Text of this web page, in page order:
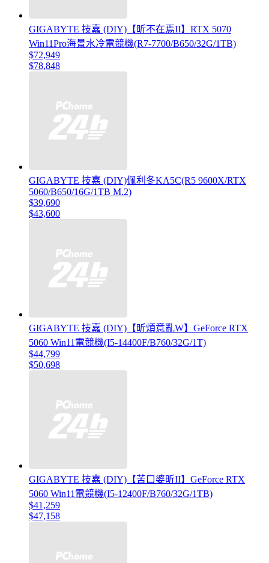
GIGABYTE 技嘉 (DIY)【昕不在焉II】RTX 5070
Win11Pro海景水冷電競機(R7-7700/B650/32G/1TB)
$72,949
$78,848
GIGABYTE 技嘉 (DIY)佩利冬KA5C(R5 9600X/RTX
5060/B650/16G/1TB M.2)
$39,690
$43,600
GIGABYTE 技嘉 (DIY)【昕煩意亂W】GeForce RTX
5060 Win11電競機(I5-14400F/B760/32G/1T)
$44,799
$50,698
GIGABYTE 技嘉 (DIY)【苦口婆昕II】GeForce RTX
5060 Win11電競機(I5-12400F/B760/32G/1TB)
$41,259
$47,158